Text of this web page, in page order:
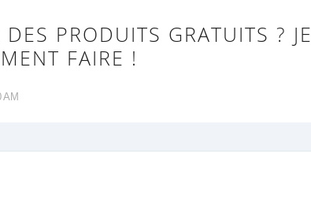
PRODUITS GRATUITS ? JE
FAIRE !
AM